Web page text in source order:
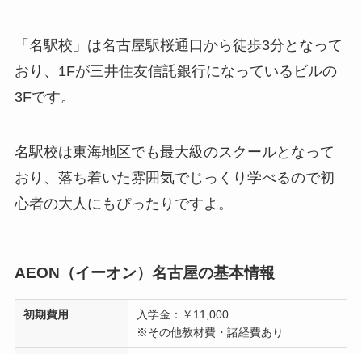
「名駅校」は名古屋駅桜通口から徒歩3分となって
おり、1Fが三井住友信託銀行になっているビルの
3Fです。
名駅校は東海地区でも最大級のスクールとなって
おり、落ち着いた雰囲気でじっくり学べるので初
心者の大人にもぴったりですよ。
AEON（イーオン）名古屋の基本情報
初期費用
入学金：￥11,000
※その他教材費・諸経費あり